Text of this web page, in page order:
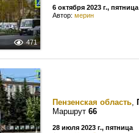
471
6 октября 2023 г., пятница
Автор: мерин
Пензенская область,
Маршрут 66
28 июля 2023 г., пятница